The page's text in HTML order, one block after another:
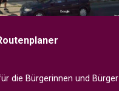
die Bürgerinnen und Bürger